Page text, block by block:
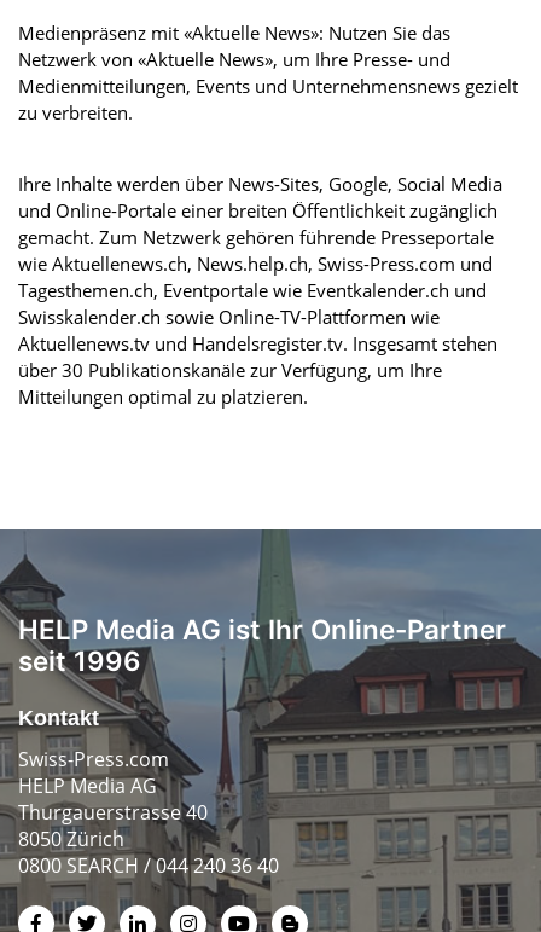
Medienpräsenz mit «Aktuelle News»: Nutzen Sie das
Netzwerk von «Aktuelle News», um Ihre Presse- und
Medienmitteilungen, Events und Unternehmensnews gezielt
zu verbreiten.
Ihre Inhalte werden über News-Sites, Google, Social Media
und Online-Portale einer breiten Öffentlichkeit zugänglich
gemacht. Zum Netzwerk gehören führende Presseportale
wie Aktuellenews.ch, News.help.ch, Swiss-Press.com und
Tagesthemen.ch, Eventportale wie Eventkalender.ch und
Swisskalender.ch sowie Online-TV-Plattformen wie
Aktuellenews.tv und Handelsregister.tv. Insgesamt stehen
über 30 Publikationskanäle zur Verfügung, um Ihre
Mitteilungen optimal zu platzieren.
HELP Media AG ist Ihr Online-Partner
seit 1996
Kontakt
Swiss-Press.com
HELP Media AG
Thurgauerstrasse 40
8050 Zürich
0800 SEARCH / 044 240 36 40